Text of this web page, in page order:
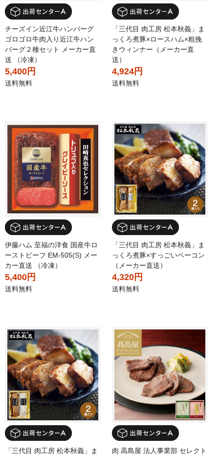
チーズイン近江牛ハンバーグ
ゴロゴロ牛肉入り近江牛ハン
バーグ２種セット メーカー直
送 （冷凍）
5,400円
送料無料
「三代目 肉工房 松本秋義」ま
っくろ煮豚×ロースハム×粗挽
きウィンナー（メーカー直
送）
4,924円
送料無料
伊藤ハム 至福の洋食 国産牛ロ
ーストビーフ EM-505(S) メー
カー直送 （冷凍）
5,400円
送料無料
「三代目 肉工房 松本秋義」ま
っくろ煮豚×すっごいベーコン
（メーカー直送）
4,320円
送料無料
「三代目 肉工房 松本秋義」ま
肉 高島屋 法人事業部 セレクト